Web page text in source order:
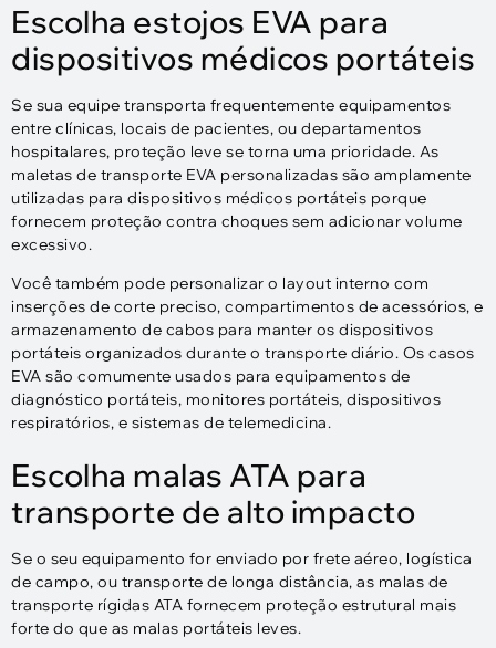
Escolha estojos EVA para
dispositivos médicos portáteis
Se sua equipe transporta frequentemente equipamentos
entre clínicas, locais de pacientes, ou departamentos
hospitalares, proteção leve se torna uma prioridade. As
maletas de transporte EVA personalizadas são amplamente
utilizadas para dispositivos médicos portáteis porque
fornecem proteção contra choques sem adicionar volume
excessivo.
Você também pode personalizar o layout interno com
inserções de corte preciso, compartimentos de acessórios, e
armazenamento de cabos para manter os dispositivos
portáteis organizados durante o transporte diário. Os casos
EVA são comumente usados ​​para equipamentos de
diagnóstico portáteis, monitores portáteis, dispositivos
respiratórios, e sistemas de telemedicina.
Escolha malas ATA para
transporte de alto impacto
Se o seu equipamento for enviado por frete aéreo, logística
de campo, ou transporte de longa distância, as malas de
transporte rígidas ATA fornecem proteção estrutural mais
forte do que as malas portáteis leves.